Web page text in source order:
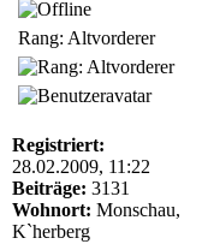
Rang: Altvorderer
Registriert:
28.02.2009, 11:22
Beiträge: 3131
Wohnort: Monschau,
K`herberg